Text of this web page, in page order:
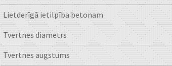
Lietderīgā ietilpība betonam
Tvertnes diametrs
Tvertnes augstums